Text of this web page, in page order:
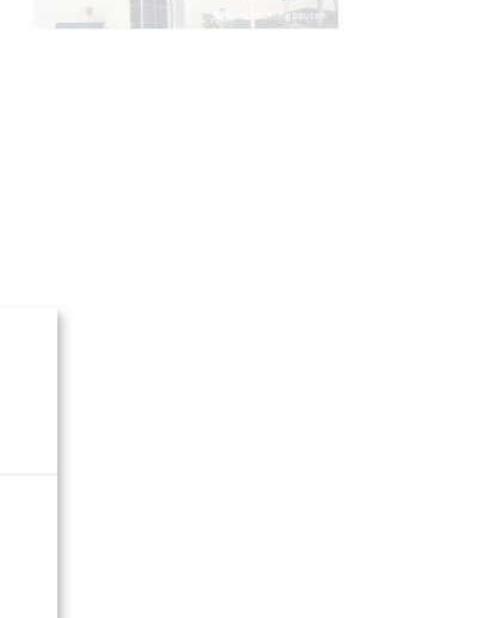
© Kreis Recklinghausen